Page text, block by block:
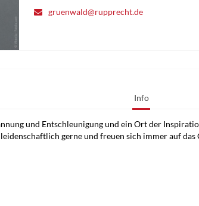
gruenwald@rupprecht.de
Info
und Entschleunigung und ein Ort der
gerne und freuen sich immer auf